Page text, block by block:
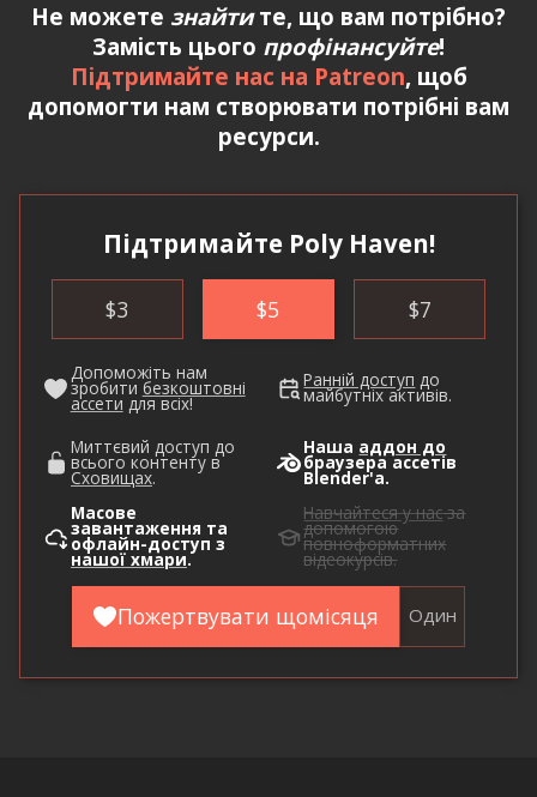
Не можете знайтите, що вам потрібно?
Замість цього профінансуйте!
Підтримайте нас на Patreon, щоб
допомогти нам створювати потрібні вам
ресурси.
Підтримайте Poly Haven!
$3 $5 $7
Допоможіть нам
зробити безкоштовні
ассети для всіх!
Ранній доступ до
майбутніх активів.
Миттєвий доступ до
всього контенту в
Сховищах.
Наша аддон до
браузера ассетів
Blender'а.
Масове
завантаження та
офлайн-доступ з
нашої хмари.
Навчайтеся у насза
допомогою
повноформатних
відеокурсів.
Пожертвувати щомісяця Один